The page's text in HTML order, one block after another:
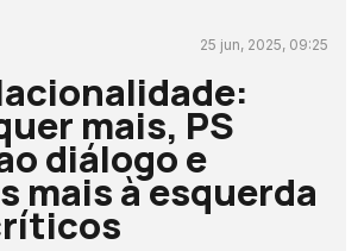
25 jun, 2025, 09:25
mais, PS
diálogo e
mais à esquerda